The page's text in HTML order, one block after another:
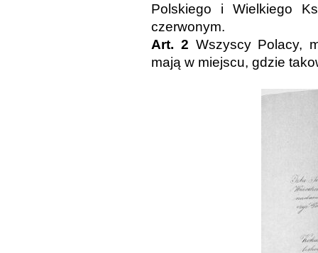
Polskiego i Wielkiego
czerwonym.
Art. 2 Wszyscy Polacy,
mają w miejscu, gdzie